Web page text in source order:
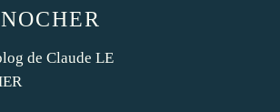
NOCHER